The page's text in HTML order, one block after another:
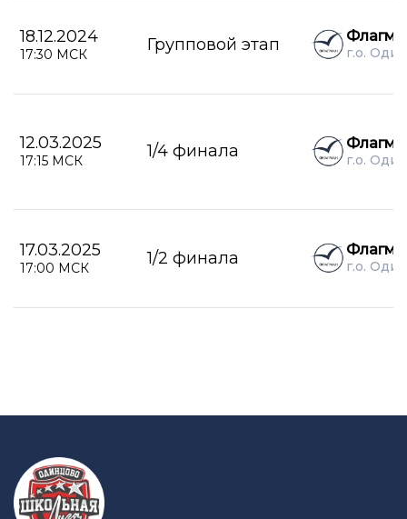
18.12.2024
17:30 МСК Групповой этап г.о.
12.03.2025
17:15 МСК 1/4 финала г.о.
17.03.2025
17:00 МСК 1/2 финала г.о.